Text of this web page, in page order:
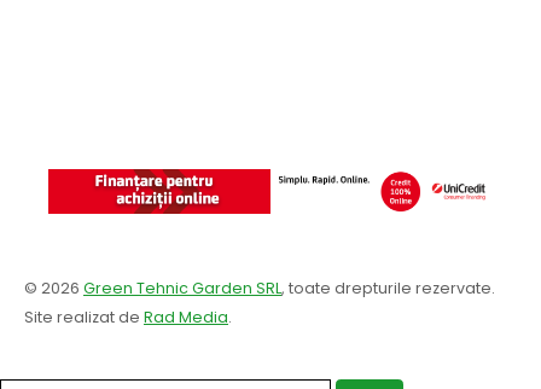
© 2026 Green Tehnic Garden SRL, toate drepturile rezervate.
Site realizat de Rad Media.